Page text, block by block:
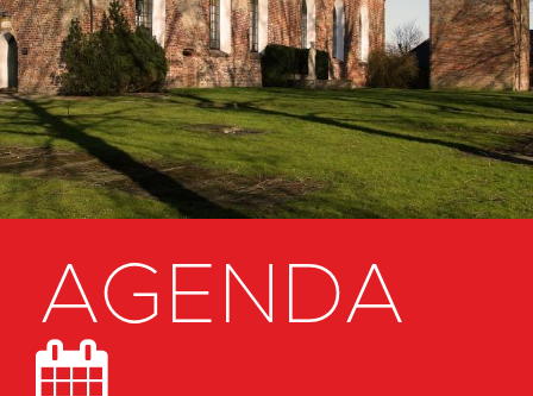
AGENDA